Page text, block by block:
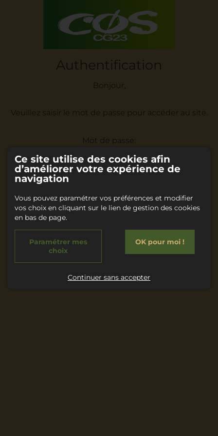
Authentification
Bonjour,
Veuillez saisir le mot de passe pour accéder au site.
Mot de passe:
Accéder
Ce site utilise des cookies afin
d’améliorer votre expérience de
navigation
Vous pouvez paramétrer vos préférences et modifier
vos choix en cliquant sur le lien de gestion des cookies
en bas de page.
Paramétrer mes
choix
OK pour moi !
Continuer sans accepter